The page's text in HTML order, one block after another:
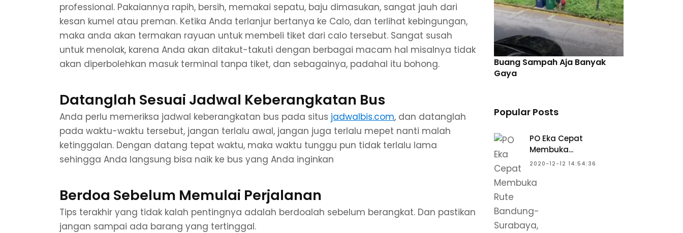
professional. Pakaiannya rapih, bersih, memakai sepatu, baju dimasukan, sangat jauh dari
kesan kumel atau preman. Ketika Anda terlanjur bertanya ke Calo, dan terlihat kebingungan,
maka anda akan termakan rayuan untuk membeli tiket dari calo tersebut. Sangat susah
untuk menolak, karena Anda akan ditakut-takuti dengan berbagai macam hal misalnya tidak
akan diperbolehkan masuk terminal tanpa tiket, dan sebagainya, padahal itu bohong.
Datanglah Sesuai Jadwal Keberangkatan Bus
Anda perlu memeriksa jadwal keberangkatan bus pada situs jadwalbis.com, dan datanglah
pada waktu-waktu tersebut, jangan terlalu awal, jangan juga terlalu mepet nanti malah
ketinggalan. Dengan datang tepat waktu, maka waktu tunggu pun tidak terlalu lama
sehingga Anda langsung bisa naik ke bus yang Anda inginkan
Berdoa Sebelum Memulai Perjalanan
Tips terakhir yang tidak kalah pentingnya adalah berdoalah sebelum berangkat. Dan pastikan
jangan sampai ada barang yang tertinggal.
Buang Sampah Aja Banyak
Gaya
Popular Posts
PO Eka Cepat
Membuka...
2020-12-12 14:54:36